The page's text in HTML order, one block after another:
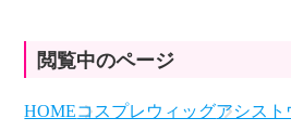
閲覧中のページ
HOMEコスプレウィッグアシス